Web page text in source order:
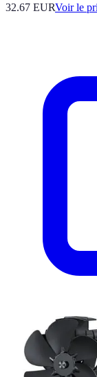
32.67 EURVoir le